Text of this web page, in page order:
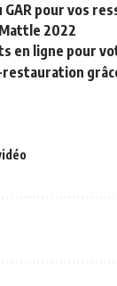
pour vos
2022
en ligne pour